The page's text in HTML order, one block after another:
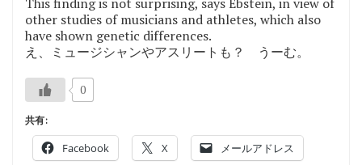
other studies of musicians and athletes, which also
have shown genetic differences.
え、ミュージシャンやアスリートも？ うーむ。
0
共有:
Facebook X メールアドレス